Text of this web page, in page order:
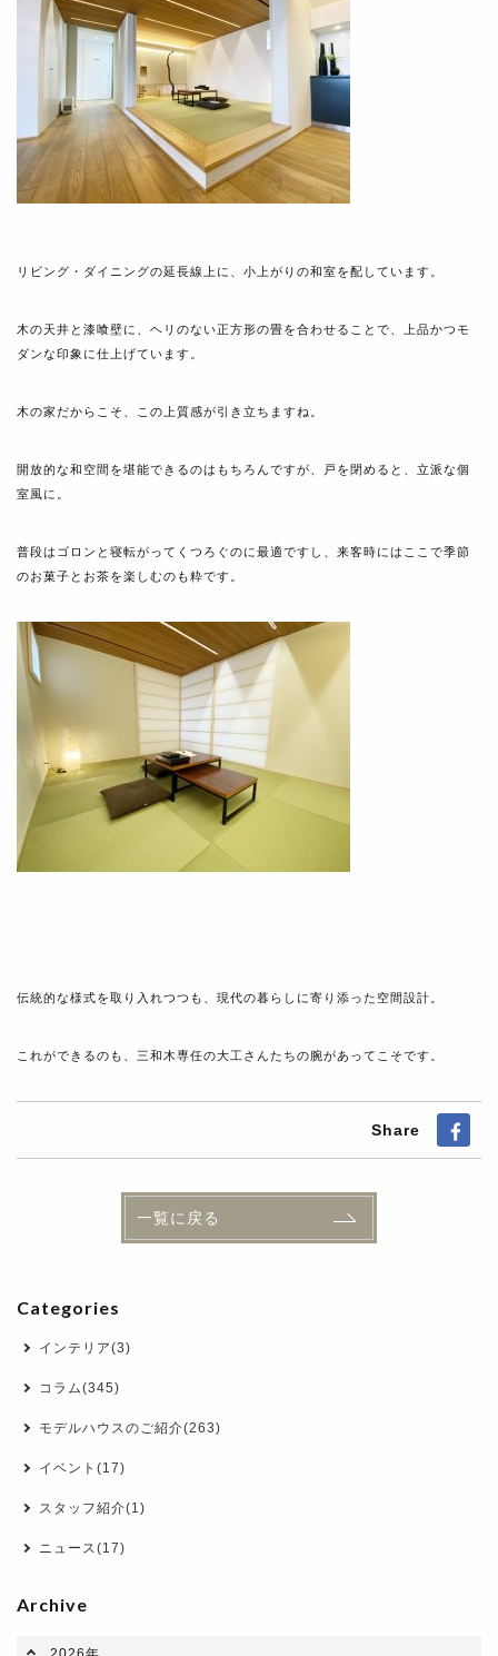
リビング・ダイニングの延長線上に、小上がりの和室を配しています。
木の天井と漆喰壁に、ヘリのない正方形の畳を合わせることで、上品かつモ
ダンな印象に仕上げています。
木の家だからこそ、この上質感が引き立ちますね。
開放的な和空間を堪能できるのはもちろんですが、戸を閉めると、立派な個
室風に。
普段はゴロンと寝転がってくつろぐのに最適ですし、来客時にはここで季節
のお菓子とお茶を楽しむのも粋です。
伝統的な様式を取り入れつつも、現代の暮らしに寄り添った空間設計。
これができるのも、三和木専任の大工さんたちの腕があってこそです。
Share
一覧に戻る
Categories
インテリア(3)
コラム(345)
モデルハウスのご紹介(263)
イベント(17)
スタッフ紹介(1)
ニュース(17)
Archive